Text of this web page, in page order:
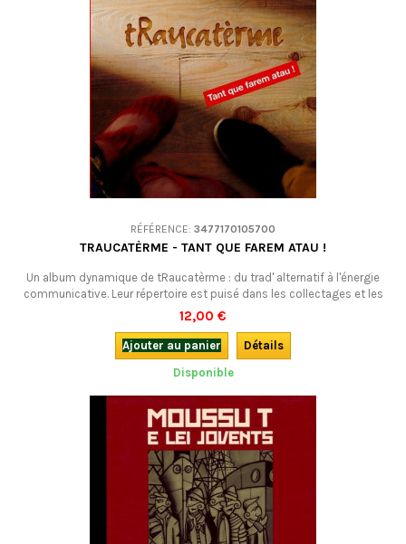
RÉFÉRENCE: 3477170105700
TRAUCATÈRME - TANT QUE FAREM ATAU !
Un album dynamique de tRaucatèrme : du trad' alternatif à l'énergie
communicative. Leur répertoire est puisé dans les collectages et les
rencontres tous azimuts, témoin de la richesse et de la variété des
musiques populaires occitanes en Auvergne.Et dansez maintenant !
12,00 €
Ajouter au panier
Détails
Disponible